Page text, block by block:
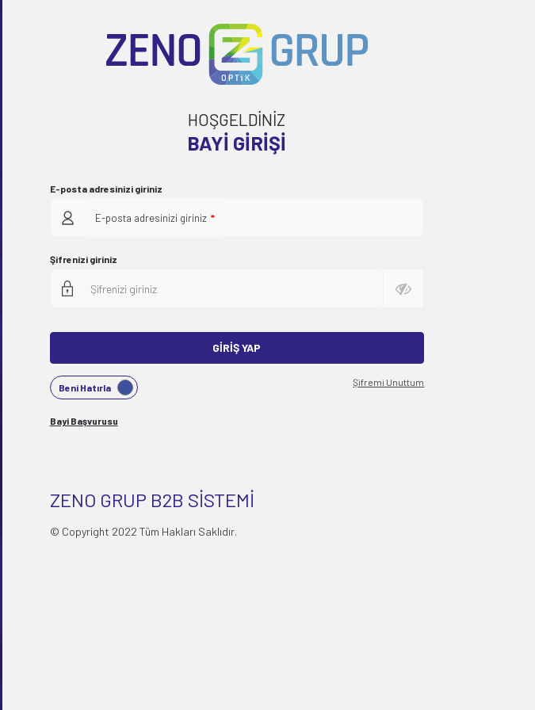
HOŞGELDİNİZ
BAYI GIRIŞI
E-posta adresinizi giriniz
E-posta adresinizi giriniz *
Şifrenizi giriniz
GIRIŞ YAP
Beni Hatırla Şifremi Unuttum
Bayi Başvurusu
ZENO GRUP B2B SİSTEMİ
© Copyright 2022 Tüm Hakları Saklıdır.